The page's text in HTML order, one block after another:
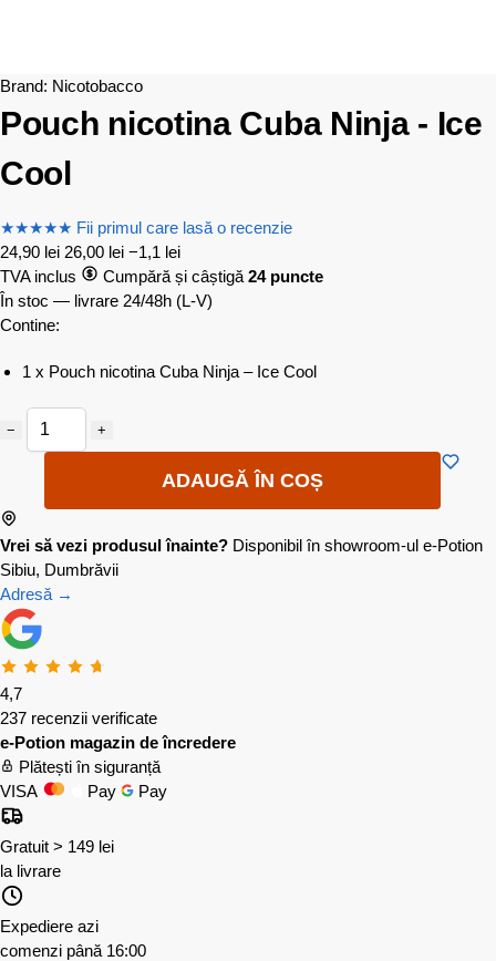
Brand: Nicotobacco
Pouch nicotina Cuba Ninja - Ice
Cool
★★★★★ Fii primul care lasă o recenzie
24,90 lei 26,00 lei −1,1 lei
TVA inclus
Cumpără și câștigă 24 puncte
În stoc — livrare 24/48h (L-V)
Contine:
1 x Pouch nicotina Cuba Ninja – Ice Cool
− +
ADAUGĂ ÎN COȘ
Vrei să vezi produsul înainte? Disponibil în showroom-ul e-Potion
Sibiu, Dumbrăvii
Adresă →
4,7
237 recenzii verificate
e-Potion magazin de încredere
Plătești în siguranță
VISA
Pay Pay
Gratuit > 149 lei
la livrare
Expediere azi
comenzi până 16:00